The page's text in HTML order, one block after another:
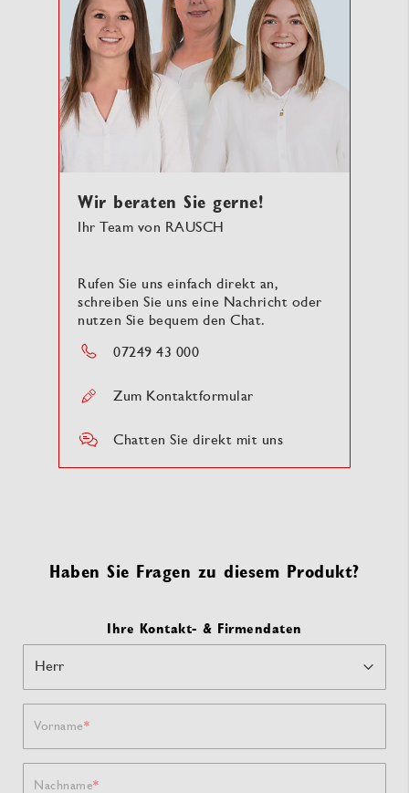
Wir beraten Sie gerne!
Ihr Team von RAUSCH
Rufen Sie uns einfach direkt an,
schreiben Sie uns eine Nachricht oder
nutzen Sie bequem den Chat.
07249 43 000
Zum Kontaktformular
Chatten Sie direkt mit uns
Haben Sie Fragen zu diesem Produkt?
Ihre Kontakt- & Firmendaten
Vorname
Nachname